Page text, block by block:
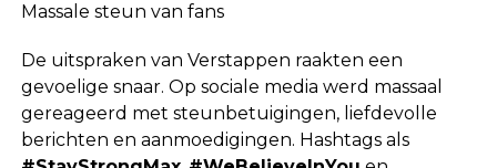
Massale steun van fans
De uitspraken van Verstappen raakten een
gevoelige snaar. Op sociale media werd massaal
gereageerd met steunbetuigingen, liefdevolle
berichten en aanmoedigingen. Hashtags als